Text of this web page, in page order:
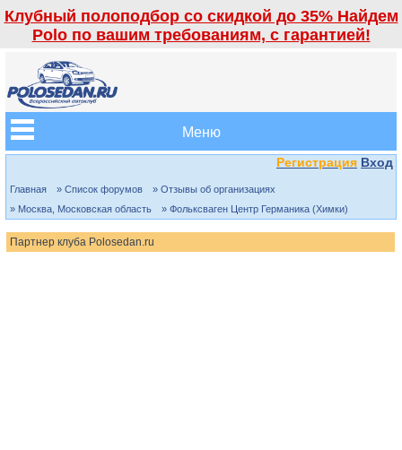
Клубный полоподбор со скидкой до 35% Найдем
Polo по вашим требованиям, с гарантией!
Меню
Регистрация Вход
Главная » Список форумов
» Отзывы об организациях
» Москва, Московская область
» Фольксваген Центр Германика (Химки)
Партнер клуба Polosedan.ru